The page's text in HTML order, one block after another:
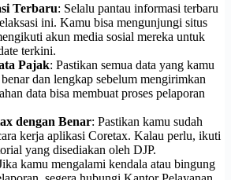
Terbaru: Selalu pantau informasi terbaru
ini. Kamu bisa mengunjungi situs
akun media sosial mereka untuk
terkini.
Pajak: Pastikan semua data yang kamu
dan lengkap sebelum mengirimkan
data bisa membuat proses pelaporan
dengan Benar: Pastikan kamu sudah
kerja aplikasi Coretax. Kalau perlu, ikuti
yang disediakan oleh DJP.
kamu mengalami kendala atau bingung